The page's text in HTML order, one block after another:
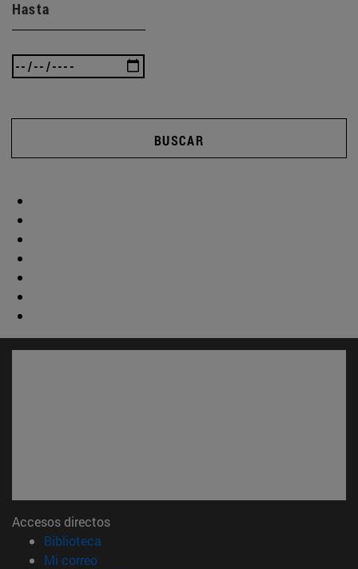
Hasta
BUSCAR
Accesos directos
Biblioteca
Mi correo(abre en nueva ventana)